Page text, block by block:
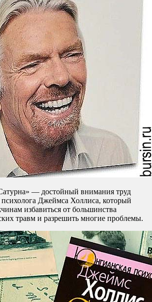
— достойный внимания труд
Джеймса Холлиса, который
избавиться от большинства
травм и разрешить многие проблемы.